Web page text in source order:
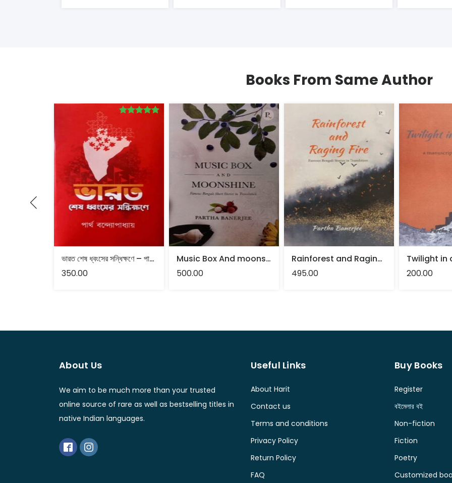
Books From Same Author
ভারত শেষ ধ্বংসের সন্ধিক্ষণে – পার্থ বন্দ্যোপাধ্যায়
out of 5
350.00
Music Box And moonshine – Partha banerjee
500.00
Rainforest and Raging Fire – Translated : Partha Banerjee
495.00
200.00
About Us
We aim to be much more than your trusted
online source of rare as well as bestselling titles in
native Indian languages.
Useful Links
About Harit
Contact us
Terms and conditions
Privacy Policy
Return Policy
FAQ
Buy Books
Register
বইমেলার বই
Non-fiction
Fiction
Poetry
Customized